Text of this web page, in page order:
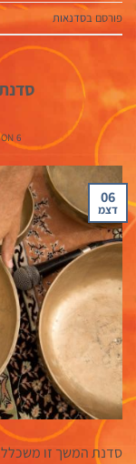
פורסם בסדנאות
ON6 בדצמבר 2014
06
דצמ
סדנת המשך זו